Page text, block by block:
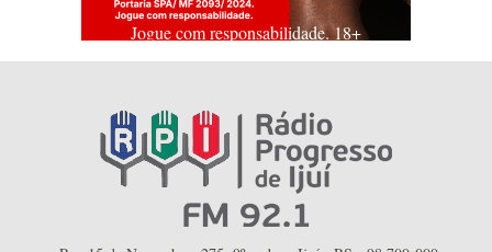
Jogue com responsabilidade. 18+